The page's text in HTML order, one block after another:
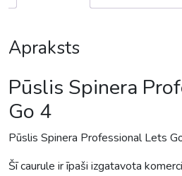
Apraksts
Pūslis Spinera
Go 4
Pūslis Spinera Professional Lets
Šī caurule ir īpaši izgatavota